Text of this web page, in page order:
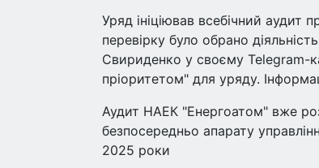
Уряд ініціював всебічний аудит
перевірку було обрано
Свириденко у своєму Telegram-
пріоритетом" для уряду.
Аудит НАЕК "Енергоатом" вже
безпосередньо апарату
2025 роки